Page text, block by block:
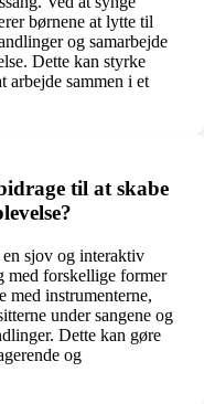
børnene at lytte til
og samarbejde
Dette kan styrke
arbejde sammen i et
til at skabe
sjov og interaktiv
med forskellige former
med instrumenterne,
under sangene og
Dette kan gøre
og